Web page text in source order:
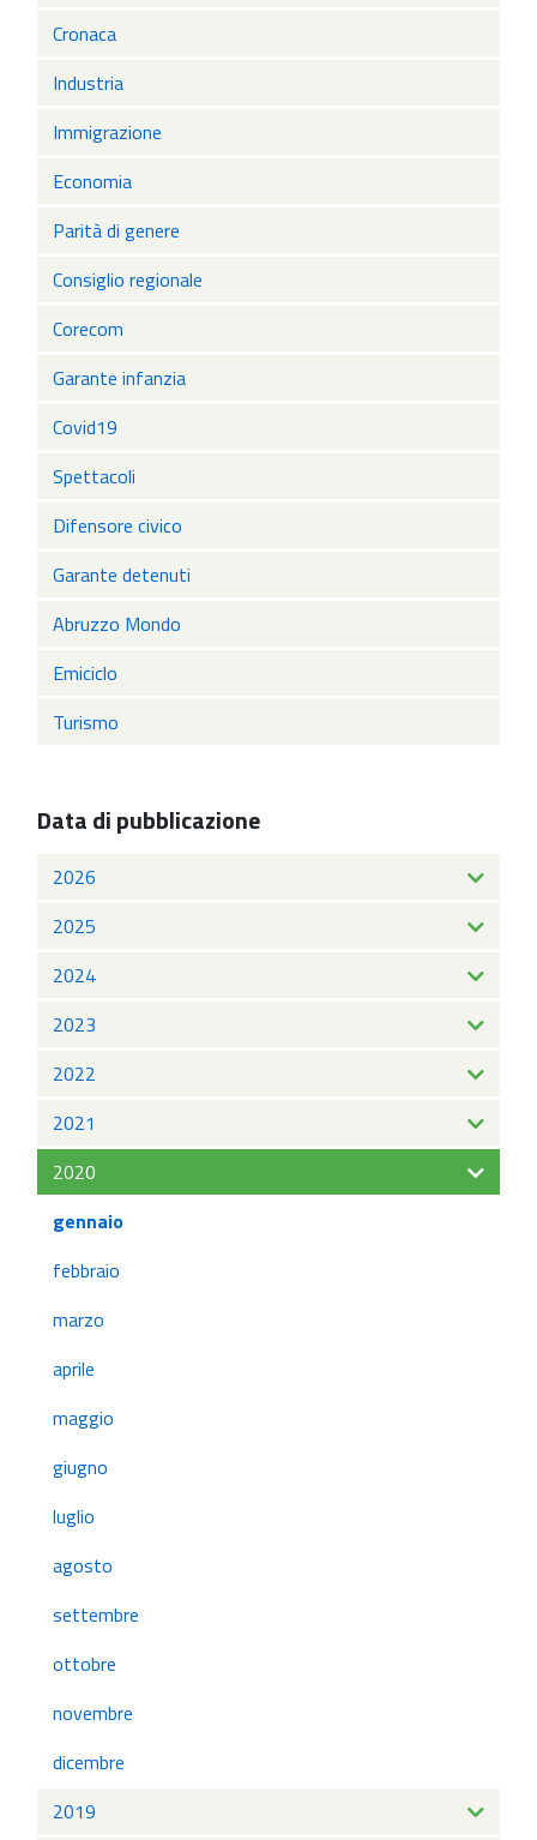
Cronaca
Industria
Immigrazione
Economia
Parità di genere
Consiglio regionale
Corecom
Garante infanzia
Covid19
Spettacoli
Difensore civico
Garante detenuti
Abruzzo Mondo
Emiciclo
Turismo
Data di pubblicazione
2026
2025
2024
2023
2022
2021
2020
gennaio
febbraio
marzo
aprile
maggio
giugno
luglio
agosto
settembre
ottobre
novembre
dicembre
2019